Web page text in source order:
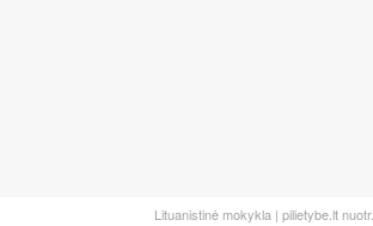
Lituanistinė mokykla | pilietybe.lt nuotr.